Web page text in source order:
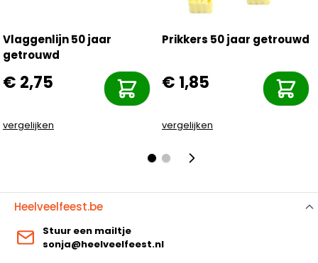
Vlaggenlijn 50 jaar
getrouwd
€ 2,75
vergelijken
Prikkers 50 jaar getrouwd
€ 1,85
vergelijken
Heelveelfeest.be
Stuur een mailtje
sonja@heelveelfeest.nl